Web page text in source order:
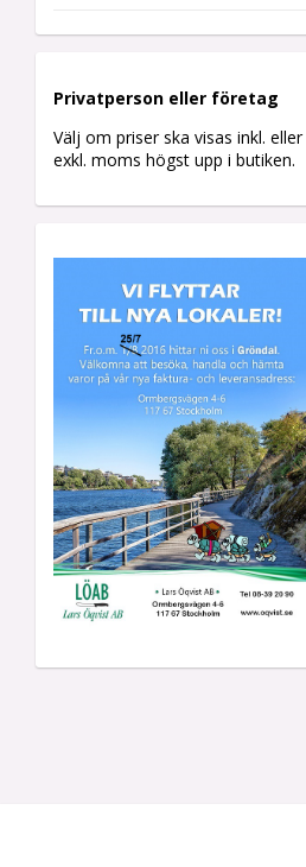
Privatperson eller företag
Välj om priser ska visas inkl. eller
exkl. moms högst upp i butiken.